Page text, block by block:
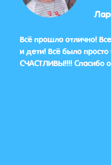
Всё прошло отлично!
и дети! Всё было
СЧАСТЛИВЫ!!!! Спасибо